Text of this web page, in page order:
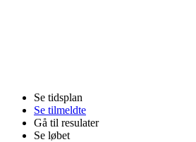
Se tidsplan
Se tilmeldte
Gå til resulater
Se løbet